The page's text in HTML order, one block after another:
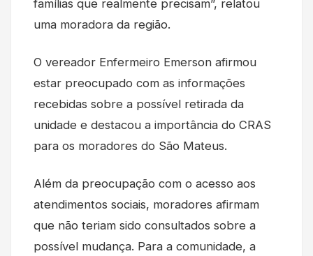
famílias que realmente precisam”, relatou
uma moradora da região.
O vereador Enfermeiro Emerson afirmou
estar preocupado com as informações
recebidas sobre a possível retirada da
unidade e destacou a importância do CRAS
para os moradores do São Mateus.
Além da preocupação com o acesso aos
atendimentos sociais, moradores afirmam
que não teriam sido consultados sobre a
possível mudança. Para a comunidade, a